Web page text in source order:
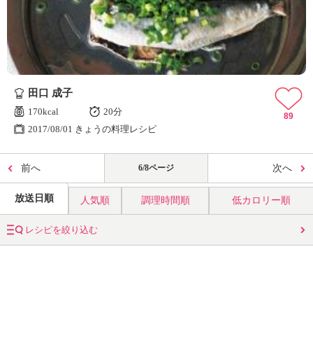
田口 成子
170kcal
20分
2017/08/01 きょうの料理レシピ
89
前へ 6/8ページ 次へ
放送日順 人気順 調理時間順 低カロリー順
レシピを絞り込む